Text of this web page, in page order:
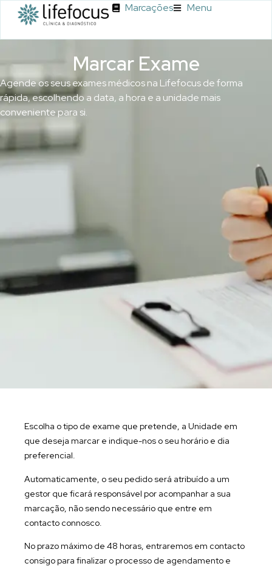
Marcações Menu
Marcar Exame
Marcar Exame
Agende os seus exames médicos na Lifefocus de forma
rápida, escolhendo a data, a hora e a unidade mais
conveniente para si.
Escolha o tipo de exame que pretende, a Unidade em
que deseja marcar e indique-nos o seu horário e dia
preferencial.
Automaticamente, o seu pedido será atribuído a um
gestor que ficará responsável por acompanhar a sua
marcação, não sendo necessário que entre em
contacto connosco.
No prazo máximo de 48 horas, entraremos em contacto
consigo para finalizar o processo de agendamento e